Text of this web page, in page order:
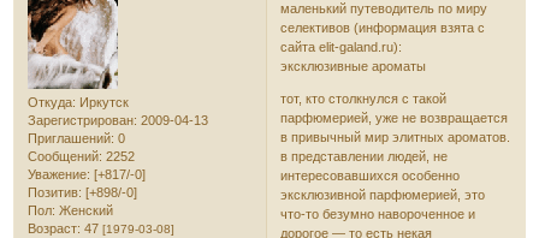
Откуда: Иркутск
Зарегистрирован: 2009-04-13
Приглашений: 0
Сообщений: 2252
Уважение: [+817/-0]
Позитив: [+898/-0]
Пол: Женский
Возраст: 47[1979-03-08]
маленький путеводитель по миру
селективов (информация взята с
сайта elit-galand.ru):
эксклюзивные ароматы
тот, кто столкнулся с такой
парфюмерией, уже не возвращается
в привычный мир элитных ароматов.
в представлении людей, не
интересовавшихся особенно
эксклюзивной паpфюмеpией, это
что-то безумно навороченное и
дорогое — то есть некая